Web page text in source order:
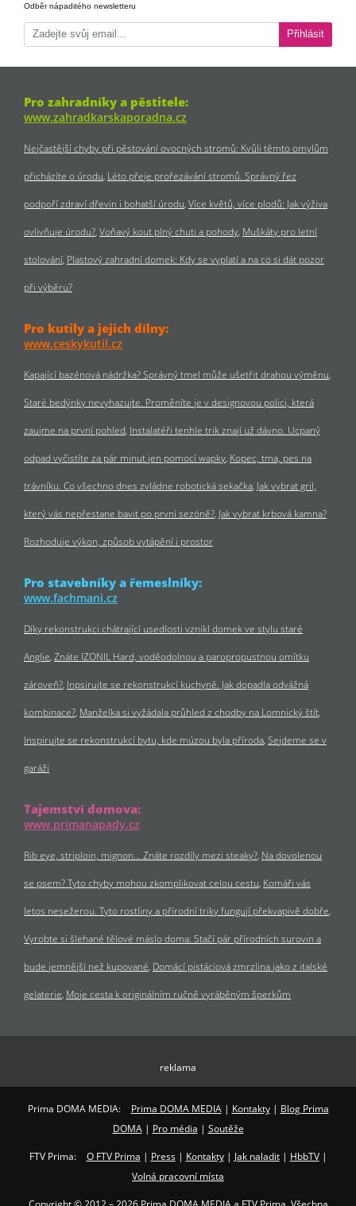
Odběr nápaditého newsletteru
Přihlásit
Pro zahradníky a pěstitele:
www.zahradkarskaporadna.cz
Nejčastější chyby při pěstování ovocných stromů: Kvůli těmto omylům
přicházíte o úrodu Léto přeje prořezávání stromů. Správný řez
podpoří zdraví dřevin i bohatší úrodu Více květů, více plodů: Jak výživa
ovlivňuje úrodu? Voňavý kout plný chuti a pohody Muškáty pro letní
stolování Plastový zahradní domek: Kdy se vyplatí a na co si dát pozor
při výběru?
Pro kutily a jejich dílny:
www.ceskykutil.cz
Kapající bazénová nádržka? Správný tmel může ušetřit drahou výměnu
Staré bedýnky nevyhazujte. Proměníte je v designovou polici, která
zaujme na první pohled Instalatéři tenhle trik znají už dávno. Ucpaný
odpad vyčistíte za pár minut jen pomocí wapky Kopec, tma, pes na
trávníku. Co všechno dnes zvládne robotická sekačka Jak vybrat gril,
který vás nepřestane bavit po první sezóně? Jak vybrat krbová kamna?
Rozhoduje výkon, způsob vytápění i prostor
Pro stavebníky a řemeslníky:
www.fachmani.cz
Díky rekonstrukci chátrající usedlosti vznikl domek ve stylu staré
Anglie Znáte IZONIL Hard, voděodolnou a paropropustnou omítku
zároveň? Inpsirujte se rekonstrukcí kuchyně. Jak dopadla odvážná
kombinace? Manželka si vyžádala průhled z chodby na Lomnický štít
Inspirujte se rekonstrukcí bytu, kde múzou byla příroda Sejdeme se v
garáži
Tajemství domova:
www.primanapady.cz
Rib eye, striploin, mignon… Znáte rozdíly mezi steaky? Na dovolenou
se psem? Tyto chyby mohou zkomplikovat celou cestu Komáři vás
letos nesežerou. Tyto rostliny a přírodní triky fungují překvapivě dobře
Vyrobte si šlehané tělové máslo doma: Stačí pár přírodních surovin a
bude jemnější než kupované Domácí pistáciová zmrzlina jako z italské
gelaterie Moje cesta k originálním ručně vyráběným šperkům
reklama
Prima DOMA MEDIA: Prima DOMA MEDIA| Kontakty| Blog Prima
DOMA| Pro média | Soutěže
FTV Prima: O FTV Prima | Press| Kontakty| Jak naladit| HbbTV|
Volná pracovní místa